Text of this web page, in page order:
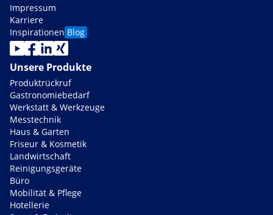
Impressum
Karriere
Inspirationen Blog
Unsere Produkte
Produktrückruf
Gastronomiebedarf
Werkstatt & Werkzeuge
Messtechnik
Haus & Garten
Friseur & Kosmetik
Landwirtschaft
Reinigungsgeräte
Büro
Mobilität & Pflege
Hotellerie